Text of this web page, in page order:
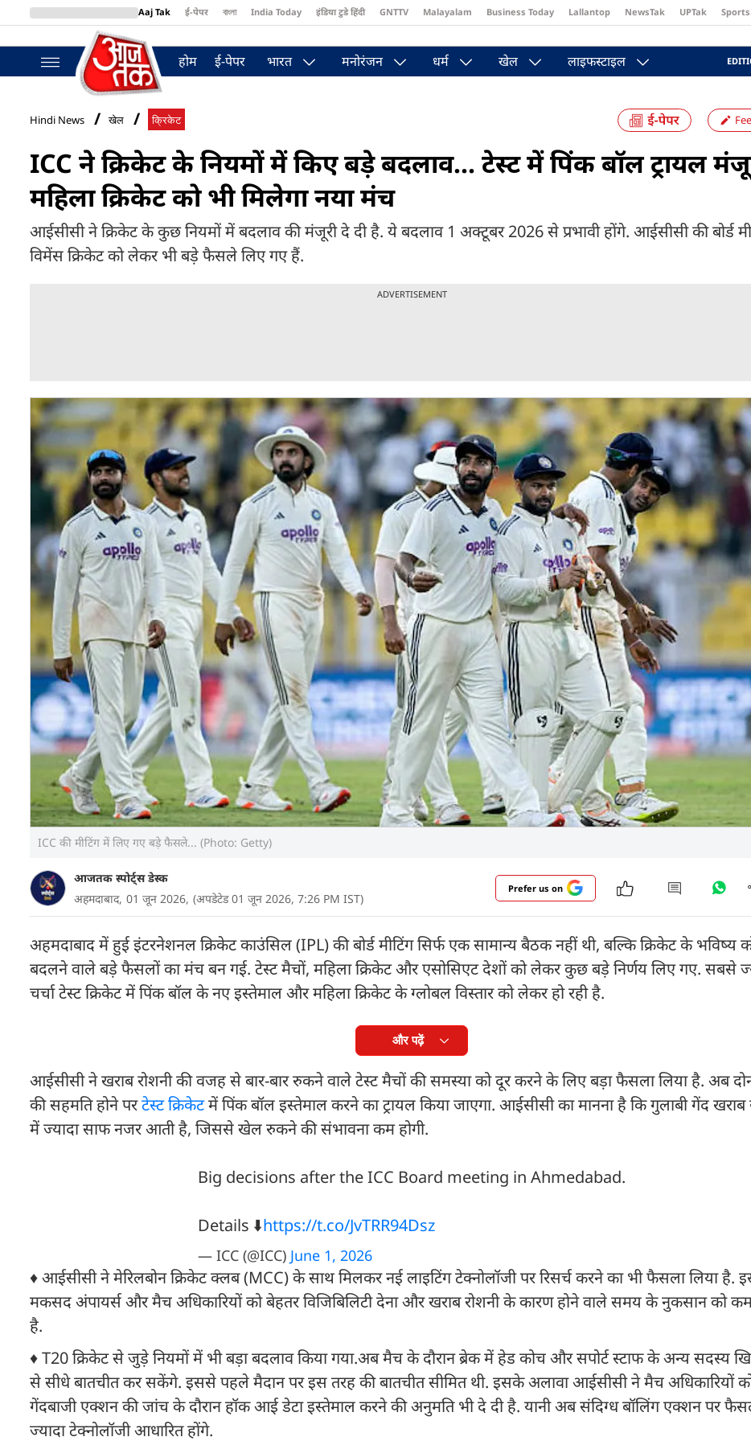
Aaj Tak ई-पेपर বাংলা India Today इंडिया टुडे हिंदी GNTTV Malayalam Business Today Lallantop NewsTak UPTak
BT Bazaar
होम ई-पेपर भारत मनोरंजन धर्म खेल लाइफस्टाइल
Hindi News खेल क्रिकेट
ICC ने क्रिकेट के नियमों में किए बड़े बदलाव... टेस्ट में पिंक बॉल ट्रायल
महिला क्रिकेट को भी मिलेगा नया मंच
आईसीसी ने क्रिकेट के कुछ नियमों में बदलाव की मंजूरी दे दी है. ये बदलाव 1 अक्टूबर 2026 से प्रभावी होंगे. आईसीसी की बोर्ड
विमेंस क्रिकेट को लेकर भी बड़े फैसले लिए गए हैं.
ADVERTISEMENT
ICC की मीटिंग में लिए गए बड़े फैसले... (Photo: Getty)
आजतक स्पोर्ट्स डेस्क
अहमदाबाद, 01 जून 2026, (अपडेटेड 01 जून 2026, 7:26 PM IST)
Prefer us on
अहमदाबाद में हुई इंटरनेशनल क्रिकेट काउंसिल (IPL) की बोर्ड मीटिंग सिर्फ एक सामान्य बैठक नहीं थी, बल्कि क्रिकेट के भविष्य
बदलने वाले बड़े फैसलों का मंच बन गई. टेस्ट मैचों, महिला क्रिकेट और एसोसिएट देशों को लेकर कुछ बड़े निर्णय लिए गए. सबसे
चर्चा टेस्ट क्रिकेट में पिंक बॉल के नए इस्तेमाल और महिला क्रिकेट के ग्लोबल विस्तार को लेकर हो रही है.
और पढ़ें
आईसीसी ने खराब रोशनी की वजह से बार-बार रुकने वाले टेस्ट मैचों की समस्या को दूर करने के लिए बड़ा फैसला लिया है. अब
की सहमति होने परटेस्ट क्रिकेटमें पिंक बॉल इस्तेमाल करने का ट्रायल किया जाएगा. आईसीसी का मानना है कि गुलाबी गेंद खराब
में ज्यादा साफ नजर आती है, जिससे खेल रुकने की संभावना कम होगी.
Big decisions after the ICC Board meeting in Ahmedabad.
Details ⬇️https://t.co/JvTRR94Dsz
— ICC (@ICC) June 1, 2026
♦ आईसीसी ने मेरिलबोन क्रिकेट क्लब (MCC) के साथ मिलकर नई लाइटिंग टेक्नोलॉजी पर रिसर्च करने का भी फैसला लिया है.
मकसद अंपायर्स और मैच अधिकारियों को बेहतर विजिबिलिटी देना और खराब रोशनी के कारण होने वाले समय के नुकसान को
है.
♦ T20 क्रिकेट से जुड़े नियमों में भी बड़ा बदलाव किया गया.अब मैच के दौरान ब्रेक में हेड कोच और सपोर्ट स्टाफ के अन्य सदस्य
से सीधे बातचीत कर सकेंगे. इससे पहले मैदान पर इस तरह की बातचीत सीमित थी. इसके अलावा आईसीसी ने मैच अधिकारियों
गेंदबाजी एक्शन की जांच के दौरान हॉक आई डेटा इस्तेमाल करने की अनुमति भी दे दी है. यानी अब संदिग्ध बॉलिंग एक्शन पर
ज्यादा टेक्नोलॉजी आधारित होंगे.